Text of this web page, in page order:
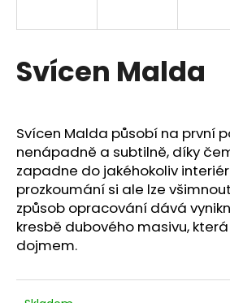
Svícen Malda
Svícen Malda působí na první
nenápadně a subtilně, díky
zapadne do jakéhokoliv
prozkoumání si ale lze
způsob opracování dává
kresbě dubového masivu,
dojmem.
í
t
HLEDAT
o
p